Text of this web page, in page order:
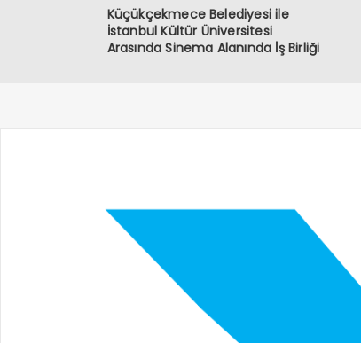
Küçükçekmece Belediyesi ile
İstanbul Kültür Üniversitesi
Arasında Sinema Alanında İş Birliği